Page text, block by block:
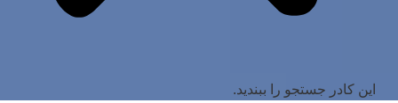
این کادر جستجو را ببندید.